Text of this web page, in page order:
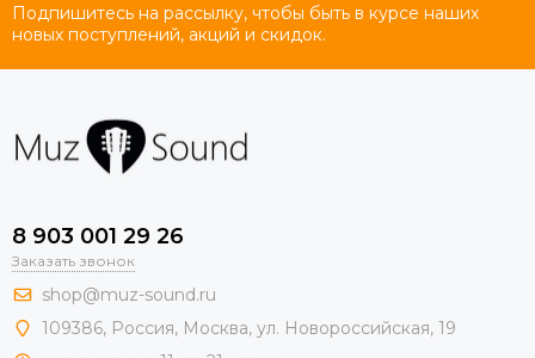
Подпишитесь на рассылку, чтобы быть в курсе наших
новых поступлений, акций и скидок.
8 903 001 29 26
Заказать звонок
shop@muz-sound.ru
109386, Россия, Москва, ул. Новороссийская, 19